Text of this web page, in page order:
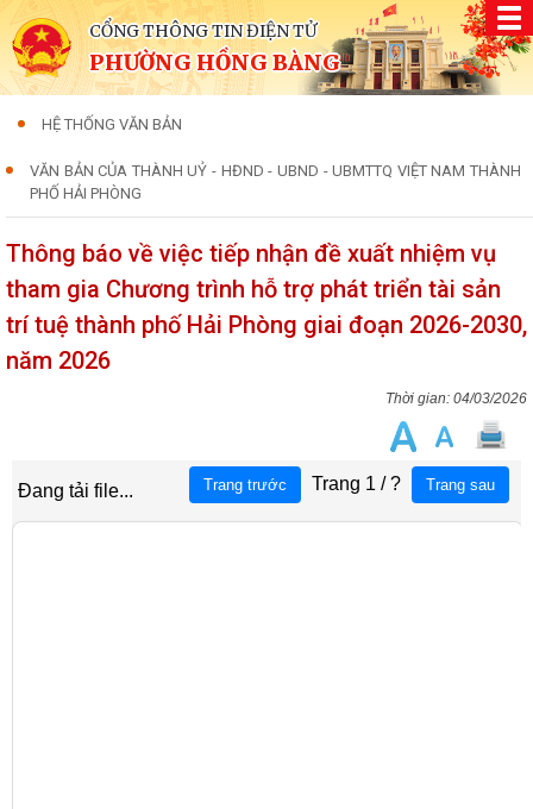
CỔNG THÔNG TIN ĐIỆN TỬ
PHƯỜNG HỒNG BÀNG
HỆ THỐNG VĂN BẢN
VĂN BẢN CỦA THÀNH UỶ - HĐND - UBND - UBMTTQ VIỆT NAM THÀNH
PHỐ HẢI PHÒNG
Thông báo về việc tiếp nhận đề xuất nhiệm vụ
tham gia Chương trình hỗ trợ phát triển tài sản
trí tuệ thành phố Hải Phòng giai đoạn 2026-2030,
năm 2026
04/03/2026